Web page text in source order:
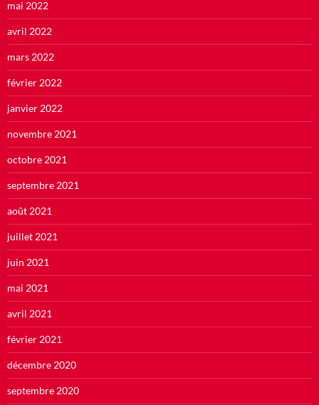
mai 2022
avril 2022
mars 2022
février 2022
janvier 2022
novembre 2021
octobre 2021
septembre 2021
août 2021
juillet 2021
juin 2021
mai 2021
avril 2021
février 2021
décembre 2020
septembre 2020